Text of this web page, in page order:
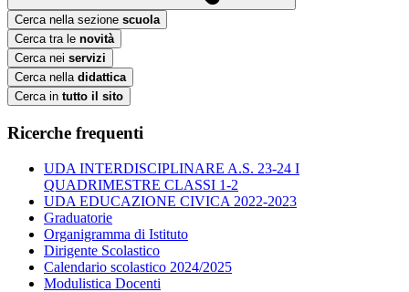
Cerca nella sezione scuola
Cerca tra le novità
Cerca nei servizi
Cerca nella didattica
Cerca in tutto il sito
Ricerche frequenti
UDA INTERDISCIPLINARE A.S. 23-24 I
QUADRIMESTRE CLASSI 1-2
UDA EDUCAZIONE CIVICA 2022-2023
Graduatorie
Organigramma di Istituto
Dirigente Scolastico
Calendario scolastico 2024/2025
Modulistica Docenti